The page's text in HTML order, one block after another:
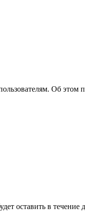
Об этом
оставить в течение